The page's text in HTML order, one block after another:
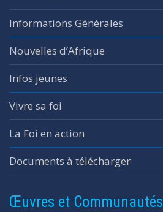
Informations Générales
Nouvelles d’Afrique
Infos jeunes
Vivre sa foi
La Foi en action
Documents à télécharger
Œuvres et Communautés